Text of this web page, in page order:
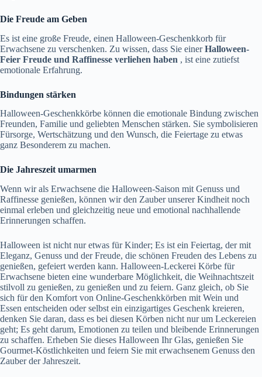
Die Freude am Geben
Es ist eine große Freude, einen Halloween-Geschenkkorb für
Erwachsene zu verschenken. Zu wissen, dass Sie einerHalloween-
Feier Freude und Raffinesse verliehen haben , ist eine zutiefst
emotionale Erfahrung.
Bindungen stärken
Halloween-Geschenkkörbe können die emotionale Bindung zwischen
Freunden, Familie und geliebten Menschen stärken. Sie symbolisieren
Fürsorge, Wertschätzung und den Wunsch, die Feiertage zu etwas
ganz Besonderem zu machen.
Die Jahreszeit umarmen
Wenn wir als Erwachsene die Halloween-Saison mit Genuss und
Raffinesse genießen, können wir den Zauber unserer Kindheit noch
einmal erleben und gleichzeitig neue und emotional nachhallende
Erinnerungen schaffen.
Halloween ist nicht nur etwas für Kinder; Es ist ein Feiertag, der mit
Eleganz, Genuss und der Freude, die schönen Freuden des Lebens zu
genießen, gefeiert werden kann. Halloween-Leckerei Körbe für
Erwachsene bieten eine wunderbare Möglichkeit, die Weihnachtszeit
stilvoll zu genießen, zu genießen und zu feiern. Ganz gleich, ob Sie
sich für den Komfort von Online-Geschenkkörben mit Wein und
Essen entscheiden oder selbst ein einzigartiges Geschenk kreieren,
denken Sie daran, dass es bei diesen Körben nicht nur um Leckereien
geht; Es geht darum, Emotionen zu teilen und bleibende Erinnerungen
zu schaffen. Erheben Sie dieses Halloween Ihr Glas, genießen Sie
Gourmet-Köstlichkeiten und feiern Sie mit erwachsenem Genuss den
Zauber der Jahreszeit.